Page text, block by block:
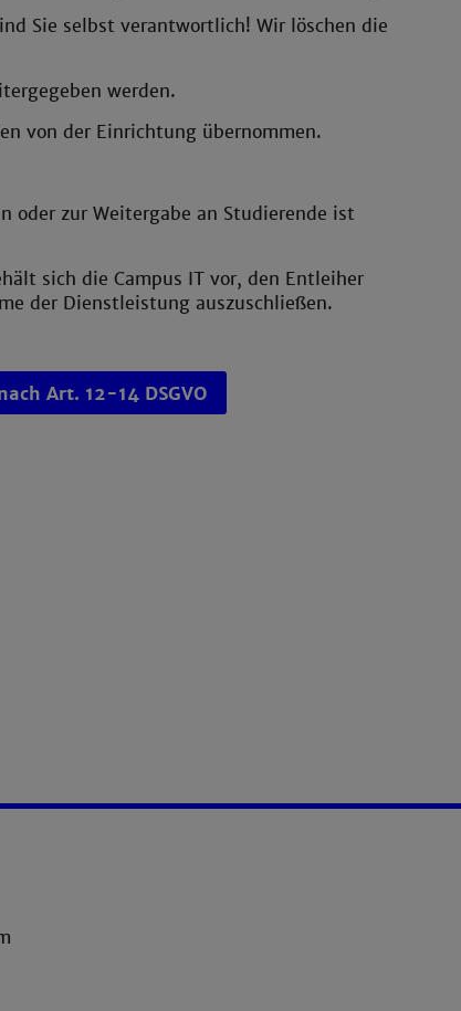
Sie selbst verantwortlich! Wir löschen die
werden.
von der Einrichtung übernommen.
oder zur Weitergabe an Studierende ist
sich die Campus IT vor, den Entleiher
der Dienstleistung auszuschließen.
Art. 12-14 DSGVO